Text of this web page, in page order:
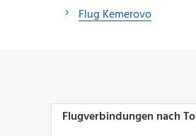
Flug Kemerovo
Flugverbindungen nach